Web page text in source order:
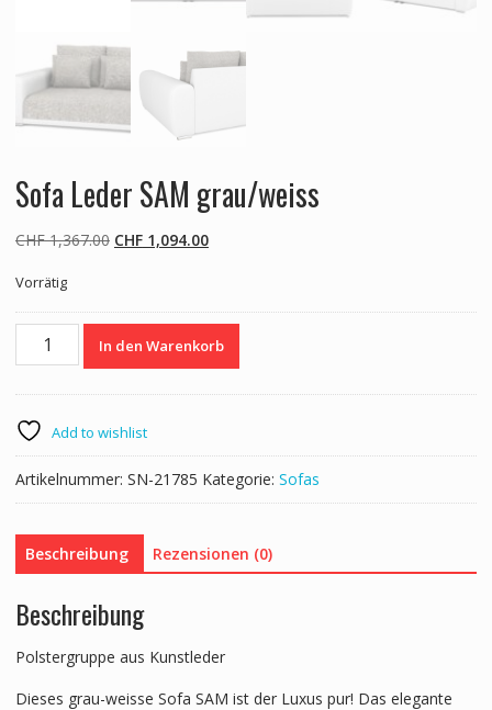
Sofa Leder SAM grau/weiss
CHF1,367.00 Ursprünglicher
CHF 1,367.00
CHF1,094.00Aktueller
CHF 1,094.00.
Vorrätig
Sofa
Leder
Menge
In den Warenkorb
Add to wishlist
Artikelnummer: SN-21785 Kategorie: Sofas
Beschreibung Rezensionen (0)
Beschreibung
Polstergruppe aus Kunstleder
Dieses grau-weisse Sofa SAM ist der Luxus pur! Das elegante